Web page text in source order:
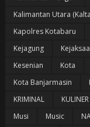
Kalimantan Utara
Kapolres Kotabaru
Kejagung
Kesenian
Kota
Kota Banjarmasin
KRIMINAL
KULINER
Musi
Music